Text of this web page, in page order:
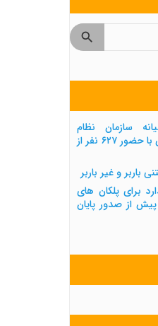
سازمان نظام
مهندسی ساختمان استان مرکزی با حضور ۶۲۷ نفر از
باربر و غیر باربر
برای پلکان های
از صدور پایان